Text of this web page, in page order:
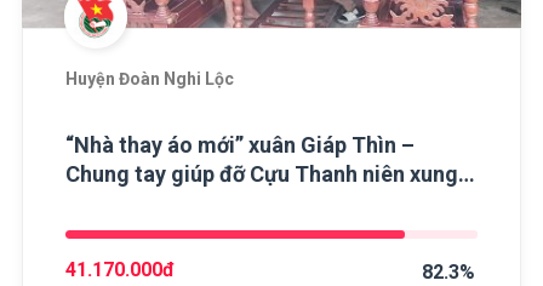
Huyện Đoàn Nghi Lộc
“Nhà thay áo mới” xuân Giáp Thìn –
Chung tay giúp đỡ Cựu Thanh niên xung
82.3%
41.170.000đ